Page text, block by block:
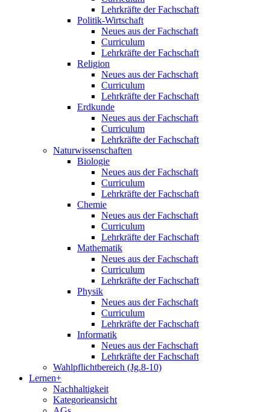
Lehrkräfte der Fachschaft
Politik-Wirtschaft
Neues aus der Fachschaft
Curriculum
Lehrkräfte der Fachschaft
Religion
Neues aus der Fachschaft
Curriculum
Lehrkräfte der Fachschaft
Erdkunde
Neues aus der Fachschaft
Curriculum
Lehrkräfte der Fachschaft
Naturwissenschaften
Biologie
Neues aus der Fachschaft
Curriculum
Lehrkräfte der Fachschaft
Chemie
Neues aus der Fachschaft
Curriculum
Lehrkräfte der Fachschaft
Mathematik
Neues aus der Fachschaft
Curriculum
Lehrkräfte der Fachschaft
Physik
Neues aus der Fachschaft
Curriculum
Lehrkräfte der Fachschaft
Informatik
Neues aus der Fachschaft
Lehrkräfte der Fachschaft
Wahlpflichtbereich (Jg.8-10)
Lernen+
Nachhaltigkeit
Kategorieansicht